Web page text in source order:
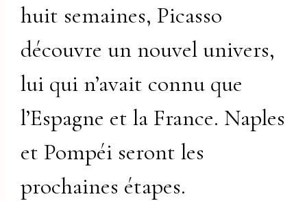
huit semaines, Picasso
découvre un nouvel univers,
lui qui n’avait connu que
l’Espagne et la France. Naples
et Pompéi seront les
prochaines étapes.